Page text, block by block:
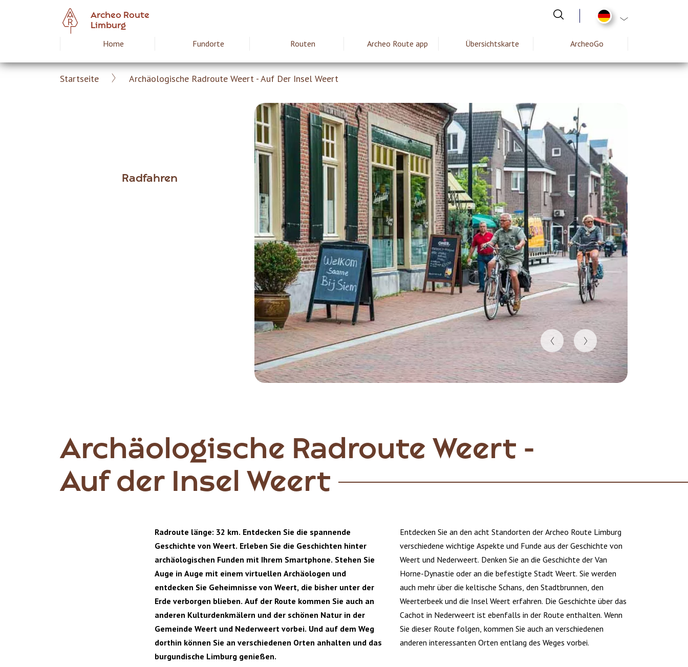
List additional
Archeo Route
Limburg
Hoofdnavigatie
Archeoroute
Home Fundorte Routen Archeo Route app Übersichtskarte ArcheoGo
Breadcrumb
Startseite Archäologische Radroute Weert - Auf Der Insel Weert
Radfahren
Archäologische Radroute Weert -
Auf der Insel Weert
Radroute länge: 32 km. Entdecken Sie die spannende
Geschichte von Weert. Erleben Sie die Geschichten hinter
archäologischen Funden mit Ihrem Smartphone. Stehen Sie
Auge in Auge mit einem virtuellen Archäologen und
entdecken Sie Geheimnisse von Weert, die bisher unter der
Erde verborgen blieben. Auf der Route kommen Sie auch an
anderen Kulturdenkmälern und der schönen Natur in der
Gemeinde Weert und Nederweert vorbei. Und auf dem Weg
dorthin können Sie an verschiedenen Orten anhalten und das
burgundische Limburg genießen.
Entdecken Sie an den acht Standorten der Archeo Route Limburg
verschiedene wichtige Aspekte und Funde aus der Geschichte von
Weert und Nederweert. Denken Sie an die Geschichte der Van
Horne-Dynastie oder an die befestigte Stadt Weert. Sie werden
auch mehr über die keltische Schans, den Stadtbrunnen, den
Weerterbeek und die Insel Weert erfahren. Die Geschichte über das
Cachot in Nederweert ist ebenfalls in der Route enthalten. Wenn
Sie dieser Route folgen, kommen Sie auch an verschiedenen
anderen interessanten Orten entlang des Weges vorbei.